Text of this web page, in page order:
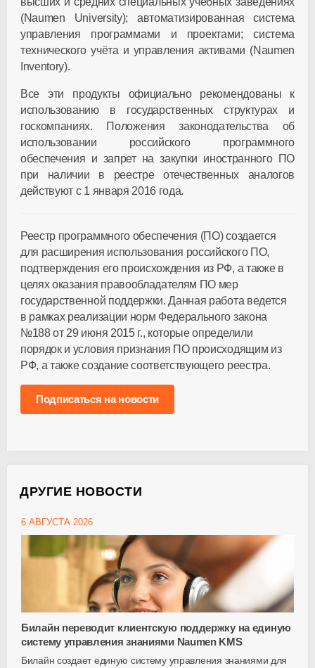
(Naumen University); автоматизированная система
управления программами и проектами; система
технического учёта и управления активами (Naumen
Inventory).
Все эти продукты официально рекомендованы к
использованию в государственных структурах и
госкомпаниях. Положения законодательства об
использовании российского программного
обеспечения и запрет на закупки иностранного ПО
при наличии в реестре отечественных аналогов
действуют с 1 января 2016 года.
Реестр программного обеспечения (ПО) создается
для расширения использования российского ПО,
подтверждения его происхождения из РФ, а также в
целях оказания правообладателям ПО мер
государственной поддержки. Данная работа ведется
в рамках реализации норм Федерального закона
№188 от 29 июня 2015 г., которые определили
порядок и условия признания ПО происходящим из
РФ, а также создание соответствующего реестра.
Подписаться на новости
ДРУГИЕ НОВОСТИ
6 АВГУСТА 2026
Билайн переводит клиентскую поддержку на единую
систему управления знаниями Naumen KMS
Билайн создает единую систему управления знаниями для